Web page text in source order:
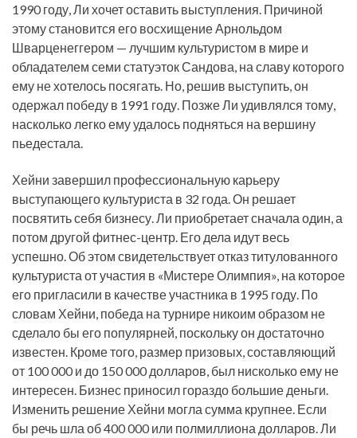
1990 году, Ли хочет оставить выступления. Причиной
этому становится его восхищение Арнольдом
Шварценеггером — лучшим культуристом в мире и
обладателем семи статуэток Сандова, на славу которого
ему не хотелось посягать. Но, решив выступить, он
одержал победу в 1991 году. Позже Ли удивлялся тому,
насколько легко ему удалось подняться на вершину
пьедестала.
Хейни завершил профессиональную карьеру
выступающего культуриста в 32 года. Он решает
посвятить себя бизнесу. Ли приобретает сначала один, а
потом другой фитнес-центр. Его дела идут весь
успешно. Об этом свидетельствует отказ титулованного
культуриста от участия в «Мистере Олимпия», на которое
его пригласили в качестве участника в 1995 году. По
словам Хейни, победа на турнире никоим образом не
сделало бы его популярней, поскольку он достаточно
известен. Кроме того, размер призовых, составляющий
от 100 000 и до 150 000 долларов, был нисколько ему не
интересен. Бизнес приносил гораздо большие деньги.
Изменить решение Хейни могла сумма крупнее. Если
бы речь шла об 400 000 или полмиллиона долларов. Ли